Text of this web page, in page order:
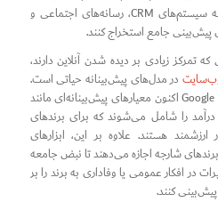
داده‌ها را از منابع متعدد – از جمله سیستم‌های CRM، رسانه‌های اجتماعی و
جامع استخراج کنند.
تمرکز زیادی بر دیده شدن آنلاین دارند،
در مدل‌های پیش‌بینانه حیاتی است.
ابزارهایی مانند Google Analytics 4 (GA4) اکنون معیارهای پیش‌بینانه‌ای مانند
را شامل می‌شوند که برای برندهای
هستند. علاوه بر این، ابزارهای
شارجه اجازه می‌دهند تا نبض جامعه
در افکار عمومی یا وفاداری به برند را بر
کنند.